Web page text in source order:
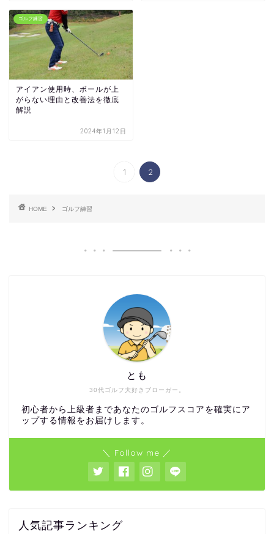
ゴルフ練習
アイアン使用時、ボールが上
がらない理由と改善法を徹底
解説
2024年1月12日
1 2
HOME ゴルフ練習
30代ゴルフ大好きブローガー。
とも
初心者から上級者まであなたのゴルフスコアを確実にア
ップする情報をお届けします。
＼ Follow me ／
人気記事ランキング